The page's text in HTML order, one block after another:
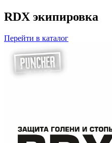
RDX экипировка
Перейти в каталог